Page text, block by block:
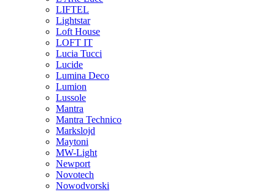
LIFTEL
Lightstar
Loft House
LOFT IT
Lucia Tucci
Lucide
Lumina Deco
Lumion
Lussole
Mantra
Mantra Technico
Markslojd
Maytoni
MW-Light
Newport
Novotech
Nowodvorski